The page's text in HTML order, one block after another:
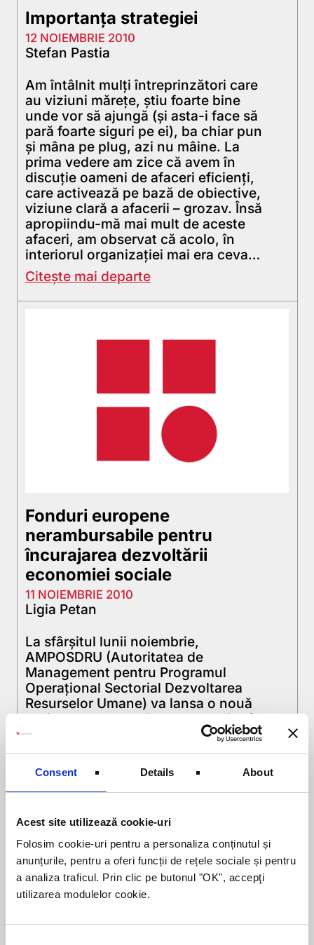
Consent Details About
Acest site utilizează cookie-uri
Folosim cookie-uri pentru a personaliza conținutul și
anunțurile, pentru a oferi funcții de rețele sociale și pentru
a analiza traficul. Prin clic pe butonul "OK", accepţi
utilizarea modulelor cookie.
Importanța strategiei
12 NOIEMBRIE 2010
Stefan Pastia
Am întâlnit mulţi întreprinzători care
au viziuni măreţe, ştiu foarte bine
unde vor să ajungă (şi asta-i face să
pară foarte siguri pe ei), ba chiar pun
şi mâna pe plug, azi nu mâine. La
prima vedere am zice că avem în
discuţie oameni de afaceri eficienţi,
care activează pe bază de obiective,
viziune clară a afacerii – grozav. Însă
apropiindu-mă mai mult de aceste
afaceri, am observat că acolo, în
interiorul organizaţiei mai era ceva…
Citește mai departe
Fonduri europene
nerambursabile pentru
încurajarea dezvoltării
economiei sociale
11 NOIEMBRIE 2010
Ligia Petan
La sfârșitul lunii noiembrie,
AMPOSDRU (Autoritatea de
Management pentru Programul
Operaţional Sectorial Dezvoltarea
Resurselor Umane) va lansa o nouă
sesiune pentru proiecte strategice în
sprijinul parteneriatelor naționale (cel
puțin două regiuni) și transnaționale
care urmează să implementeze
măsuri de promovare și dezvoltare a
economiei sociale. Cererea de
în domeniul major de intervenție 6.1
"Dezvoltarea economiei sociale."
Activități eligibile…
Citește mai departe